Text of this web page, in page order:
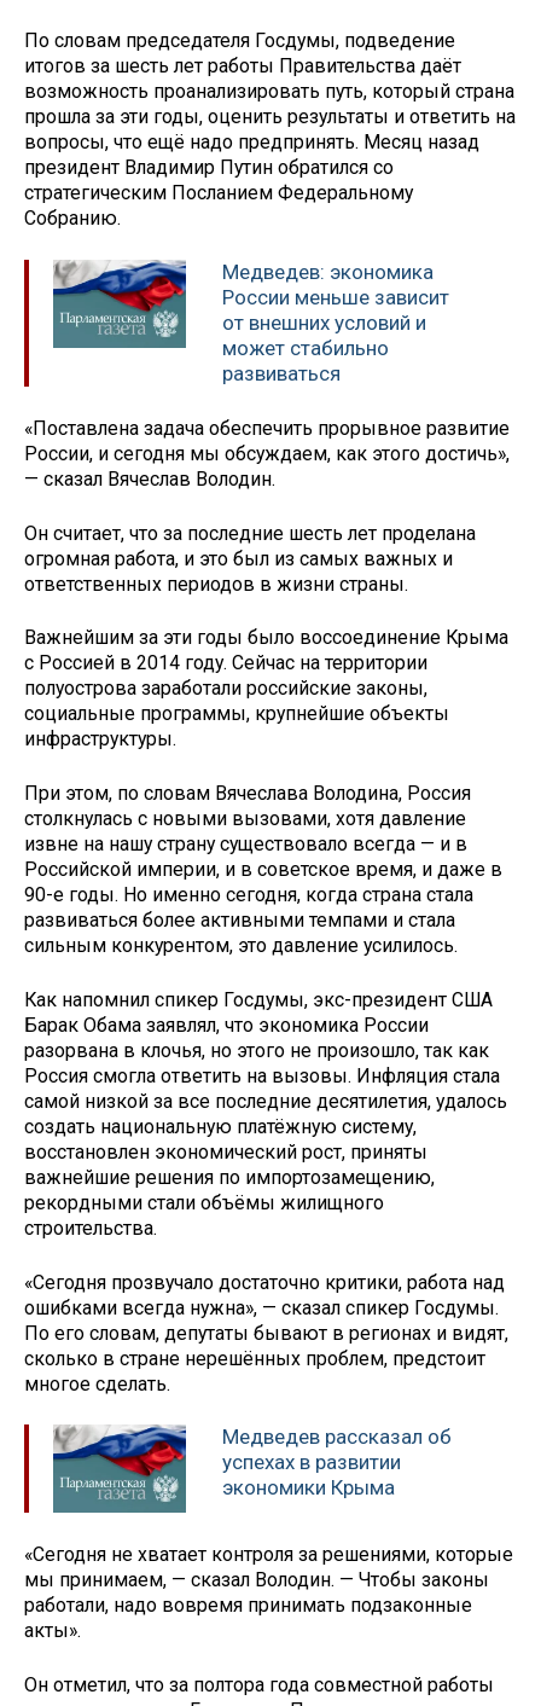
По словам председателя Госдумы, подведение
итогов за шесть лет работы Правительства даёт
возможность проанализировать путь, который страна
прошла за эти годы, оценить результаты и ответить на
вопросы, что ещё надо предпринять. Месяц назад
президент Владимир Путин обратился со
стратегическим Посланием Федеральному
Собранию.
Медведев: экономика
России меньше зависит
от внешних условий и
может стабильно
развиваться
«Поставлена задача обеспечить прорывное развитие
России, и сегодня мы обсуждаем, как этого достичь»,
— сказал Вячеслав Володин.
Он считает, что за последние шесть лет проделана
огромная работа, и это был из самых важных и
ответственных периодов в жизни страны.
Важнейшим за эти годы было воссоединение Крыма
с Россией в 2014 году. Сейчас на территории
полуострова заработали российские законы,
социальные программы, крупнейшие объекты
инфраструктуры.
При этом, по словам Вячеслава Володина, Россия
столкнулась с новыми вызовами, хотя давление
извне на нашу страну существовало всегда — и в
Российской империи, и в советское время, и даже в
90-е годы. Но именно сегодня, когда страна стала
развиваться более активными темпами и стала
сильным конкурентом, это давление усилилось.
Как напомнил спикер Госдумы, экс-президент США
Барак Обама заявлял, что экономика России
разорвана в клочья, но этого не произошло, так как
Россия смогла ответить на вызовы. Инфляция стала
самой низкой за все последние десятилетия, удалось
создать национальную платёжную систему,
восстановлен экономический рост, приняты
важнейшие решения по импортозамещению,
рекордными стали объёмы жилищного
строительства.
«Сегодня прозвучало достаточно критики, работа над
ошибками всегда нужна», — сказал спикер Госдумы.
По его словам, депутаты бывают в регионах и видят,
сколько в стране нерешённых проблем, предстоит
многое сделать.
Медведев рассказал об
успехах в развитии
экономики Крыма
«Сегодня не хватает контроля за решениями, которые
мы принимаем, — сказал Володин. — Чтобы законы
работали, надо вовремя принимать подзаконные
акты».
Он отметил, что за полтора года совместной работы